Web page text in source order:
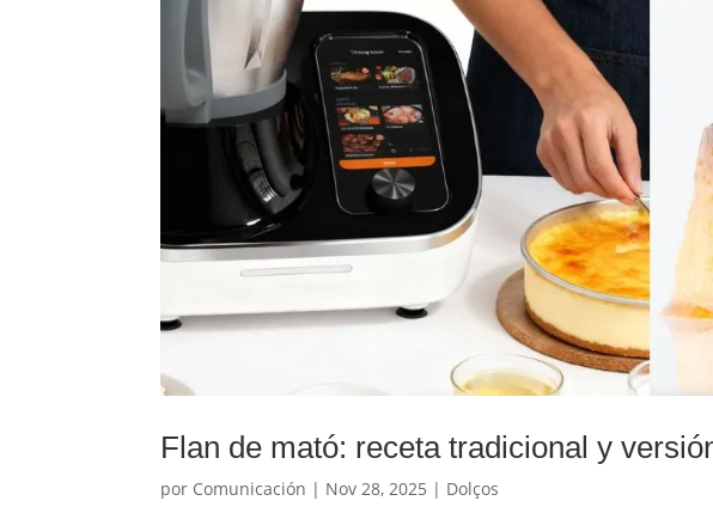
Flan de mató: receta tradicional y
por Comunicación | Nov 28, 2025 | Dolços